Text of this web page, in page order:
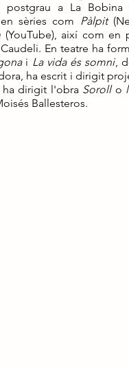
a La Bobina
sèries com Pàlpit
(YouTube), així com en
En teatre ha
i La vida és somni,
ha escrit i dirigit
dirigit l'obra Sorollo
Ballesteros.